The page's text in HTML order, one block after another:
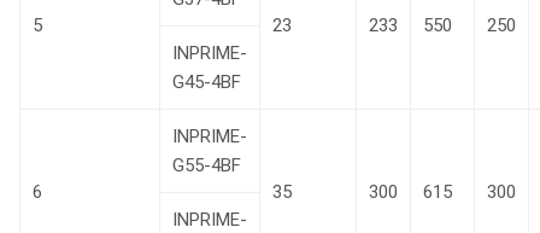
5
23
233 550
250
INPRIME-
G45-4BF
6
INPRIME-
G55-4BF
35
300 615
300
INPRIME-